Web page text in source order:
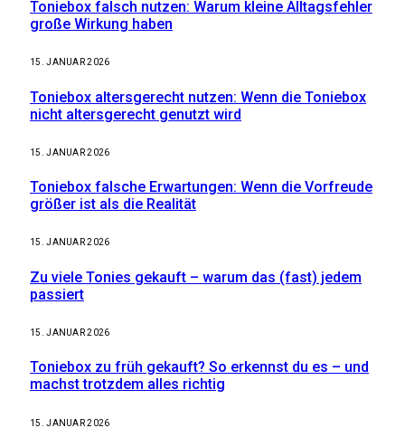
Toniebox falsch nutzen: Warum kleine Alltagsfehler
große Wirkung haben
15. JANUAR 2026
Toniebox altersgerecht nutzen: Wenn die Toniebox
nicht altersgerecht genutzt wird
15. JANUAR 2026
Toniebox falsche Erwartungen: Wenn die Vorfreude
größer ist als die Realität
15. JANUAR 2026
Zu viele Tonies gekauft – warum das (fast) jedem
passiert
15. JANUAR 2026
Toniebox zu früh gekauft? So erkennst du es – und
machst trotzdem alles richtig
15. JANUAR 2026